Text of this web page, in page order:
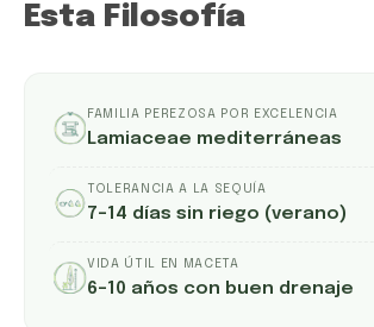
Esta Filosofía
FAMILIA PEREZOSA POR EXCELENCIA
Lamiaceae mediterráneas
TOLERANCIA A LA SEQUÍA
7–14 días sin riego (verano)
VIDA ÚTIL EN MACETA
6–10 años con buen drenaje